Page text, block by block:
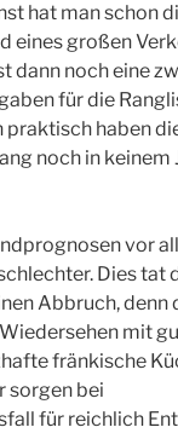
hat man schon
eines großen
dann noch eine
für die
praktisch haben
noch in keinem
vor
Dies tat
Abbruch, denn
mit
fränkische
sorgen bei
für reichlich